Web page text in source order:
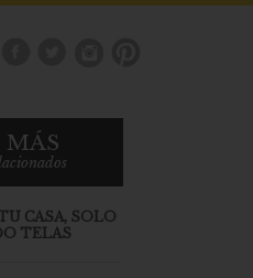
MÁS
CASA, SOLO
TELAS